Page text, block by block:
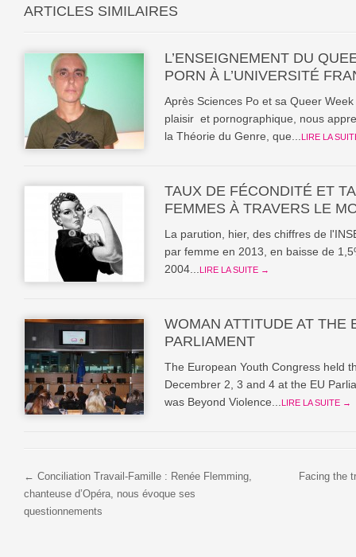
ARTICLES SIMILAIRES
L’ENSEIGNEMENT DU
PORN À L’UNIVERSITÉ
Après Sciences Po et sa Queer
plaisir et pornographique, nous
la Théorie du Genre, que...
LIRE LA
TAUX DE FÉCONDITÉ ET
FEMMES À TRAVERS LE
La parution, hier, des chiffres de
par femme en 2013, en baisse de
2004...
LIRE LA SUITE →
WOMAN ATTITUDE AT THE
PARLIAMENT
The European Youth Congress held
Decembrer 2, 3 and 4 at the EU
was Beyond Violence...
LIRE LA SUITE →
← Conciliation Travail-Famille : Renée Flemming,
chanteuse d’Opéra, nous évoque ses
questionnements
Facing the